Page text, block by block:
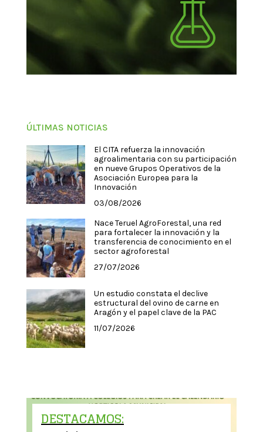
ÚLTIMAS NOTICIAS
El CITA refuerza la innovación
agroalimentaria con su participación
en nueve Grupos Operativos de la
Asociación Europea para la
Innovación
03/08/2026
Nace Teruel AgroForestal, una red
para fortalecer la innovación y la
transferencia de conocimiento en el
sector agroforestal
27/07/2026
Un estudio constata el declive
estructural del ovino de carne en
Aragón y el papel clave de la PAC
11/07/2026
DESTACAMOS: